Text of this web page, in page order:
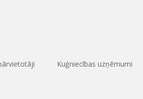
Kuģniecības uzņēmumi